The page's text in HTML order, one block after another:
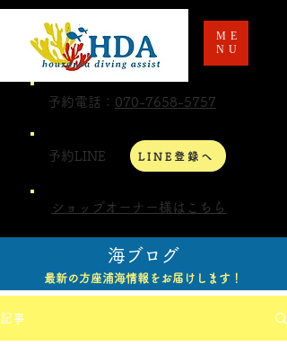
予約電話： 070-7658-5757
予約LINE LINE登録へ
ショップオーナー様はこちら
ME
NU
海ブログ
最新の方座浦海情報をお届けします！
記事